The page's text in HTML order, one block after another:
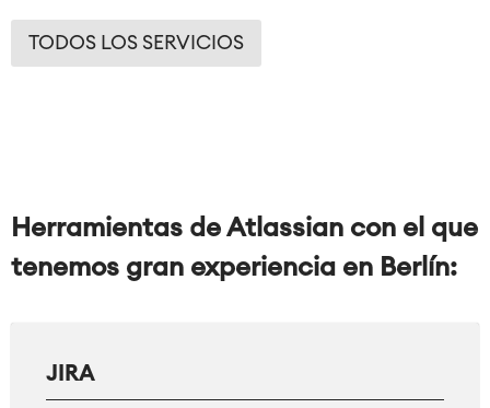
TODOS LOS SERVICIOS
Herramientas de Atlassian con el que
tenemos gran experiencia en Berlín:
JIRA